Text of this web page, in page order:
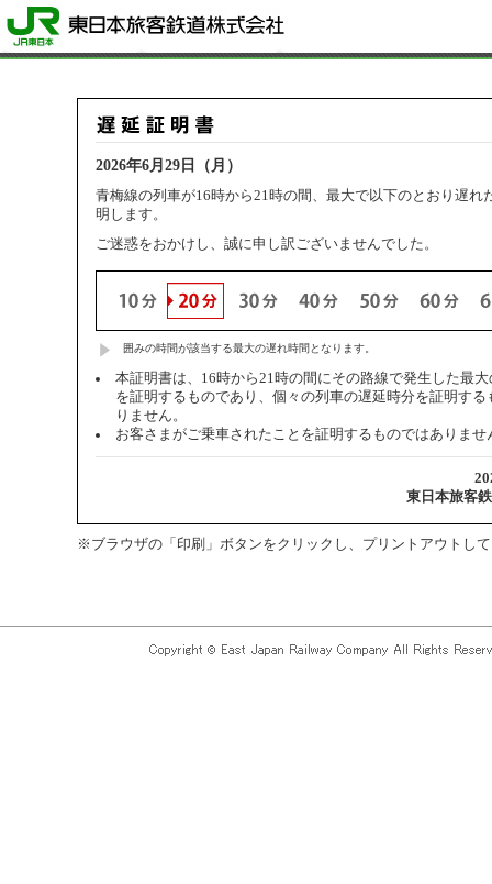
2026年6月29日（月）
青梅線の列車が16時から21時の間、最大で以下のとおり遅れ
明します。
ご迷惑をおかけし、誠に申し訳ございませんでした。
囲みの時間が該当する最大の遅れ時間となります。
本証明書は、16時から21時の間にその路線で発生した最
を証明するものであり、個々の列車の遅延時分を証明する
りません。
お客さまがご乗車されたことを証明するものではありませ
東日本旅客
※ブラウザの「印刷」ボタンをクリックし、プリントアウトし